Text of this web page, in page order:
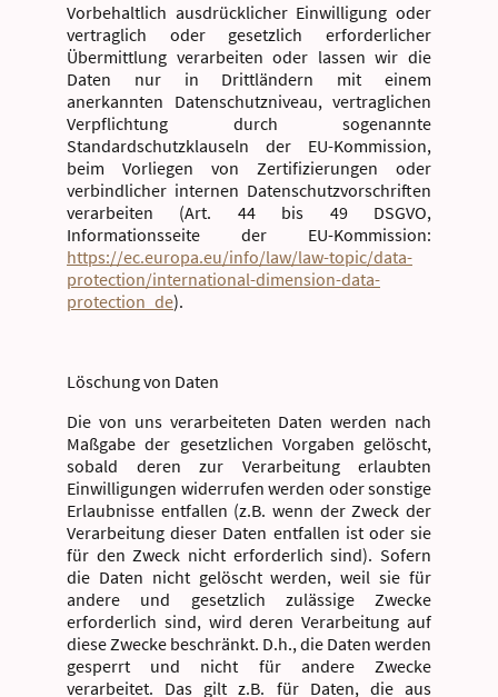
Vorbehaltlich ausdrücklicher Einwilligung oder
vertraglich oder gesetzlich erforderlicher
Übermittlung verarbeiten oder lassen wir die
Daten nur in Drittländern mit einem
anerkannten Datenschutzniveau, vertraglichen
Verpflichtung durch sogenannte
Standardschutzklauseln der EU-Kommission,
beim Vorliegen von Zertifizierungen oder
verbindlicher internen Datenschutzvorschriften
verarbeiten (Art. 44 bis 49 DSGVO,
Informationsseite der EU-Kommission:
https://ec.europa.eu/info/law/law-topic/data-
protection/international-dimension-data-
protection_de).
Löschung von Daten
Die von uns verarbeiteten Daten werden nach
Maßgabe der gesetzlichen Vorgaben gelöscht,
sobald deren zur Verarbeitung erlaubten
Einwilligungen widerrufen werden oder sonstige
Erlaubnisse entfallen (z.B. wenn der Zweck der
Verarbeitung dieser Daten entfallen ist oder sie
für den Zweck nicht erforderlich sind). Sofern
die Daten nicht gelöscht werden, weil sie für
andere und gesetzlich zulässige Zwecke
erforderlich sind, wird deren Verarbeitung auf
diese Zwecke beschränkt. D.h., die Daten werden
gesperrt und nicht für andere Zwecke
verarbeitet. Das gilt z.B. für Daten, die aus